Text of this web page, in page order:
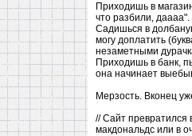
Приходишь в
что разбили,
Садишься в
могу доплатить
незаметными
Приходишь в банк,
она начинает
Мерзость. Вконец
// Сайт превратился
макдональдс или в